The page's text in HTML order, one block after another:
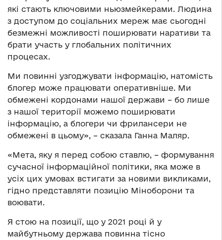
які стають ключовими ньюзмейкерами. Людина
з доступом до соціальних мереж має сьогодні
безмежні можливості поширювати наративи та
брати участь у глобальних політичних
процесах.
Ми повинні узгоджувати інформацію, натомість
блогер може працювати оперативніше. Ми
обмежені кордонами нашої держави – бо лише
з нашої території можемо поширювати
інформацію, а блогери чи фрилансери не
обмежені в цьому», – сказала Ганна Маляр.
«Мета, яку я перед собою ставлю, – формування
сучасної інформаційної політики, яка може в
усіх цих умовах встигати за новими викликами,
гідно представляти позицію Міноборони та
воювати.
Я стою на позиції, що у 2021 році й у
майбутньому держава повинна тісно